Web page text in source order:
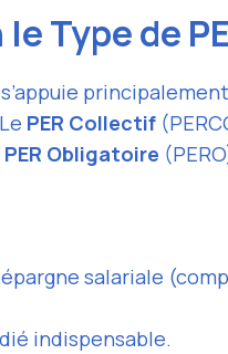
Type de
PER Collectif
PER Obligatoire
salariale
indispensable.